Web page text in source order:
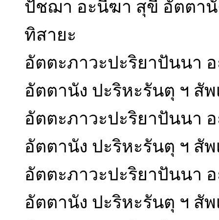
ปัชฌา อะนีฆา สุขี อัตตานั
ทิสายะ
อัตตะภาวะปะริยาปันนา
อัตตานัง ปะริหะรันตุ ฯ สั
อัตตะภาวะปะริยาปันนา
อัตตานัง ปะริหะรันตุ ฯ สั
อัตตะภาวะปะริยาปันนา
อัตตานัง ปะริหะรันตุ ฯ สั